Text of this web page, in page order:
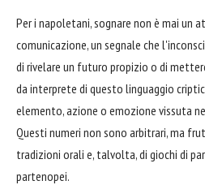
Per i napoletani, sognare non è mai un
comunicazione, un segnale che
di rivelare un futuro propizio o di
da interprete di questo linguaggio
elemento, azione o emozione vissuta
Questi numeri non sono arbitrari, ma
tradizioni orali e, talvolta, di giochi di
partenopei.